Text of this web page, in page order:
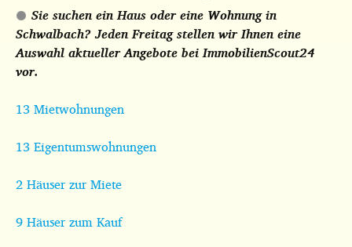
Sie suchen ein Haus oder eine Wohnung in
Schwalbach? Jeden Freitag stellen wir Ihnen eine
Auswahl aktueller Angebote bei ImmobilienScout24
vor.
13 Mietwohnungen
13 Eigentumswohnungen
2 Häuser zur Miete
9 Häuser zum Kauf